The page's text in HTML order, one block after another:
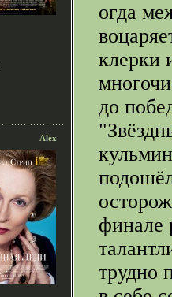
Alex
огда
клерки
до
финале
трудно